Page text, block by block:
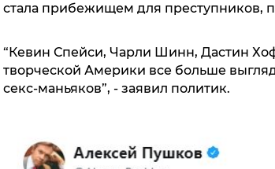
стала прибежищем для преступников,
“Кевин Спейси, Чарли Шинн, Дастин
творческой Америки все больше
секс-маньяков”, - заявил политик.